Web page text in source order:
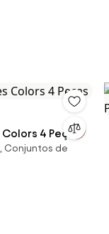
4 Peças
Conjuntos de